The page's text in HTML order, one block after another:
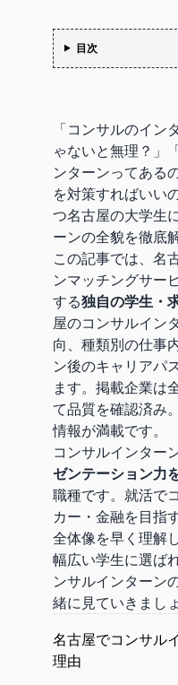
目次
「コンサルのイン
ゃないと無理？」
ンターンってある
を対策すればい
つ名古屋の大学生
ーンの全貌を徹底
この記事では、名
ンマッチングサー
する独自の学生・
屋のコンサルイン
向、種類別の仕事
ン後のキャリアパ
ます。掲載企業は
て品質を確認済み
情報が満載です。
コンサルインターン
ゼンテーション力
職種です。就活で
カー・金融を目指
全体像を早く理解
幅広い学生に選ば
ンサルインターン
緒に見ていきましょ
名古屋でコンサル
理由